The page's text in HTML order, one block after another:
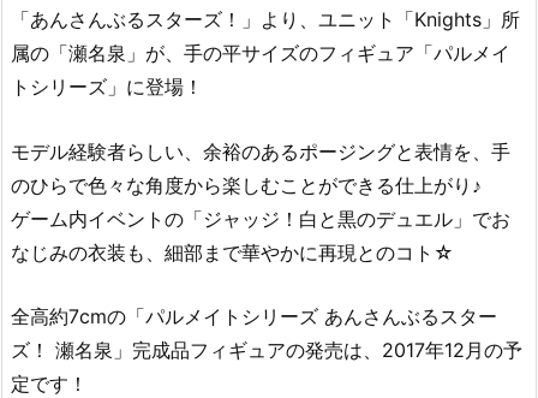
「あんさんぶるスターズ！」より、ユニット「Knights」所
属の「瀬名泉」が、手の平サイズのフィギュア「パルメイ
トシリーズ」に登場！
モデル経験者らしい、余裕のあるポージングと表情を、手
のひらで色々な角度から楽しむことができる仕上がり♪
ゲーム内イベントの「ジャッジ！白と黒のデュエル」でお
なじみの衣装も、細部まで華やかに再現とのコト☆
全高約7cmの「パルメイトシリーズ あんさんぶるスター
ズ！ 瀬名泉」完成品フィギュアの発売は、2017年12月の予
定です！